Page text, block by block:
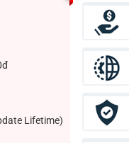
Lifetime)